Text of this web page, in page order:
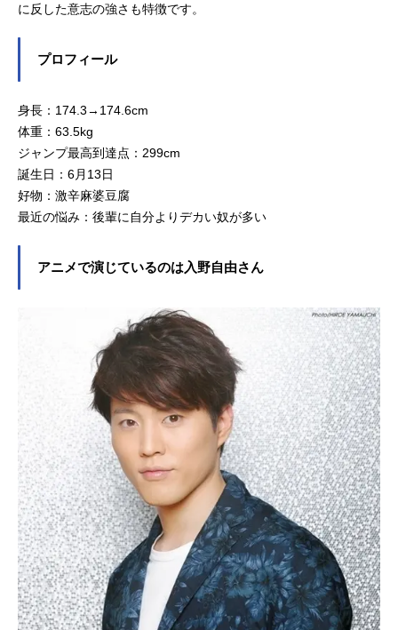
に反した意志の強さも特徴です。
プロフィール
身長：174.3→174.6cm
体重：63.5kg
ジャンプ最高到達点：299cm
誕生日：6月13日
好物：激辛麻婆豆腐
最近の悩み：後輩に自分よりデカい奴が多い
アニメで演じているのは入野自由さん